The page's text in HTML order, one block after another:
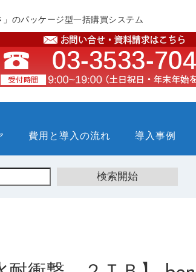
のパッケージ型一括購買システム
費用と導入の流れ 導入事例